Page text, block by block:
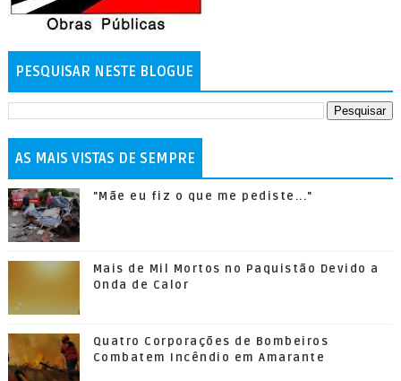
PESQUISAR NESTE BLOGUE
AS MAIS VISTAS DE SEMPRE
"Mãe eu fiz o que me pediste..."
Mais de Mil Mortos no Paquistão Devido a
Onda de Calor
Quatro Corporações de Bombeiros
Combatem Incêndio em Amarante